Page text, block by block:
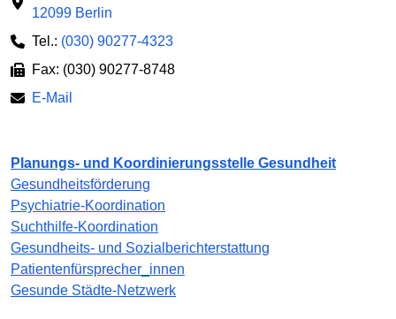
12099 Berlin
Tel.: (030) 90277-4323
Fax: (030) 90277-8748
E-Mail
Planungs- und Koordinierungsstelle Gesundheit
Gesundheitsförderung
Psychiatrie-Koordination
Suchthilfe-Koordination
Gesundheits- und Sozialberichterstattung
Patientenfürsprecher_innen
Gesunde Städte-Netzwerk